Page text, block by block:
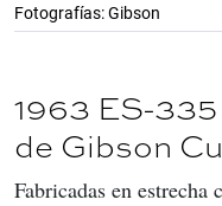
Fotografías: Gibson
1963 ES-
de Gibson
Fabricadas en